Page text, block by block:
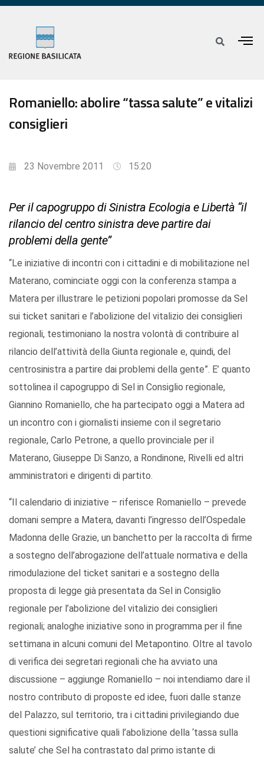
Romaniello: abolire “tassa salute” e vitalizi
consiglieri
23 Novembre 2011 15:20
Per il capogruppo di Sinistra Ecologia e Libertà “il
rilancio del centro sinistra deve partire dai
problemi della gente”
“Le iniziative di incontri con i cittadini e di mobilitazione nel
Materano, cominciate oggi con la conferenza stampa a
Matera per illustrare le petizioni popolari promosse da Sel
sui ticket sanitari e l’abolizione del vitalizio dei consiglieri
regionali, testimoniano la nostra volontà di contribuire al
rilancio dell’attività della Giunta regionale e, quindi, del
centrosinistra a partire dai problemi della gente”. E’ quanto
sottolinea il capogruppo di Sel in Consiglio regionale,
Giannino Romaniello, che ha partecipato oggi a Matera ad
un incontro con i giornalisti insieme con il segretario
regionale, Carlo Petrone, a quello provinciale per il
Materano, Giuseppe Di Sanzo, a Rondinone, Rivelli ed altri
amministratori e dirigenti di partito.
“Il calendario di iniziative – riferisce Romaniello – prevede
domani sempre a Matera, davanti l’ingresso dell’Ospedale
Madonna delle Grazie, un banchetto per la raccolta di firme
a sostegno dell’abrogazione dell’attuale normativa e della
rimodulazione del ticket sanitari e a sostegno della
proposta di legge già presentata da Sel in Consiglio
regionale per l’abolizione del vitalizio dei consiglieri
regionali; analoghe iniziative sono in programma per il fine
settimana in alcuni comuni del Metapontino. Oltre al tavolo
di verifica dei segretari regionali che ha avviato una
discussione – aggiunge Romaniello – noi intendiamo dare il
nostro contributo di proposte ed idee, fuori dalle stanze
del Palazzo, sul territorio, tra i cittadini privilegiando due
questioni significative quali l’abolizione della ‘tassa sulla
salute’ che Sel ha contrastato dal primo istante di